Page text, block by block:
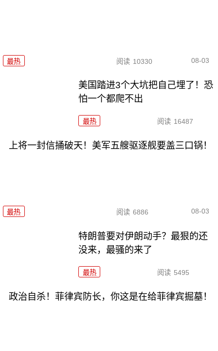
最热 阅读 10330 08-03
美国踏进3个大坑把自己埋了！恐
怕一个都爬不出
最热 阅读 16487
上将一封信捅破天！美军五艘驱逐舰要盖三口锅！
最热 阅读 6886 08-03
特朗普要对伊朗动手？最狠的还
没来，最骚的来了
最热 阅读 5495
政治自杀！菲律宾防长，你这是在给菲律宾掘墓！